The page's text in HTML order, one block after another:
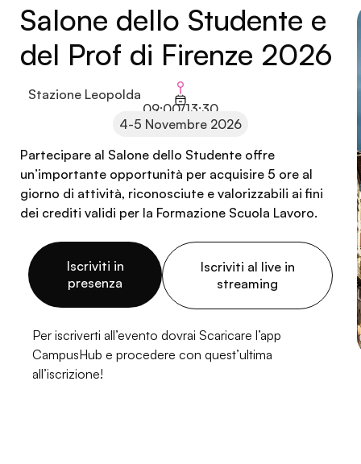
Salone dello Studente e
del Prof di Firenze 2026
Stazione Leopolda
09:00/13:30
4-5 Novembre 2026
Partecipare al Salone dello Studente offre
un’importante opportunità per acquisire 5 ore al
giorno di attività, riconosciute e valorizzabili ai fini
dei crediti validi per la Formazione Scuola Lavoro.
Iscriviti in
presenza
Iscriviti al live in
streaming
Per iscriverti all’evento dovrai Scaricare l’app
CampusHub e procedere con quest’ultima
all’iscrizione!